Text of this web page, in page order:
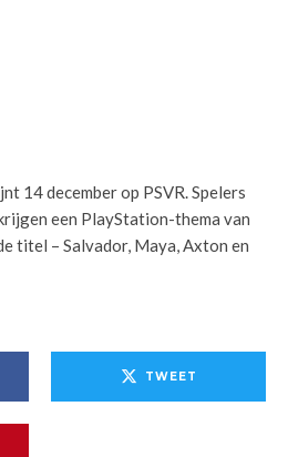
14 december op PSVR. Spelers
een PlayStation-thema van
titel – Salvador, Maya, Axton en
TWEET